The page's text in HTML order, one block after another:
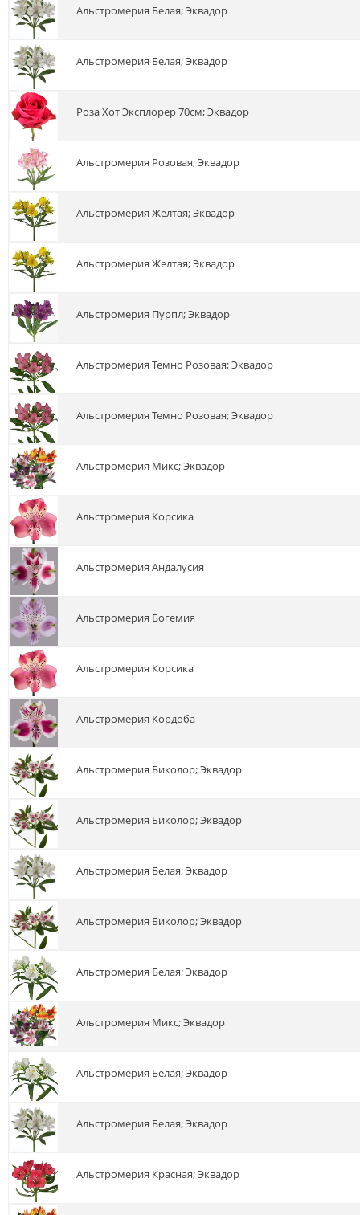
альстромерия Белая; Эквадор
альстромерия Белая; Эквадор
роза Хот Эксплорер 70см; Эквадор
альстромерия Розовая; Эквадор
альстромерия Желтая; Эквадор
альстромерия Желтая; Эквадор
альстромерия Пурпл; Эквадор
альстромерия Темно Розовая; Эквадор
альстромерия Темно Розовая; Эквадор
альстромерия Микс; Эквадор
альстромерия Корсика
альстромерия Андалусия
альстромерия Богемия
альстромерия Корсика
альстромерия Кордоба
альстромерия Биколор; Эквадор
альстромерия Биколор; Эквадор
альстромерия Белая; Эквадор
альстромерия Биколор; Эквадор
альстромерия Белая; Эквадор
альстромерия Микс; Эквадор
альстромерия Белая; Эквадор
альстромерия Белая; Эквадор
альстромерия Красная; Эквадор